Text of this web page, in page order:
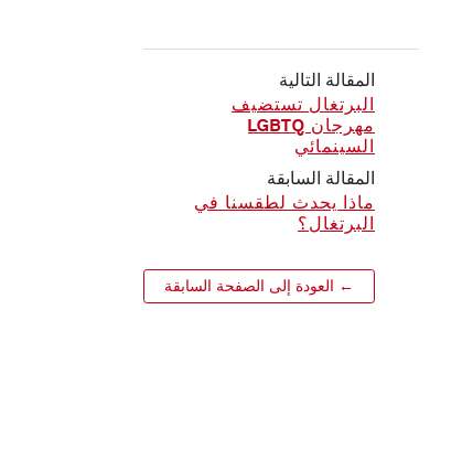
المقالة التالية
البرتغال تستضيف
مهرجان LGBTQ
السينمائي
المقالة السابقة
ماذا يحدث لطقسنا في
البرتغال؟
← العودة إلى الصفحة السابقة